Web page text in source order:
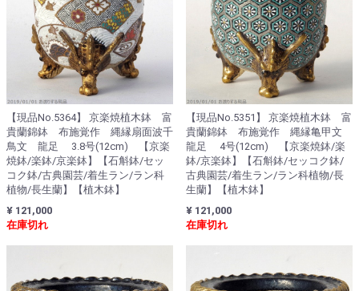
【現品No.5364】 京楽焼植木鉢 富
貴蘭錦鉢 布施覚作 縄縁扇面波千
鳥文 龍足 3.8号(12cm) 【京楽
焼鉢/楽鉢/京楽鉢】【石斛鉢/セッ
コク鉢/古典園芸/着生ラン/ラン科
植物/長生蘭】【植木鉢】
¥ 121,000
在庫切れ
【現品No.5351】 京楽焼植木鉢 富
貴蘭錦鉢 布施覚作 縄縁亀甲文
龍足 4号(12cm) 【京楽焼鉢/楽
鉢/京楽鉢】【石斛鉢/セッコク鉢/
古典園芸/着生ラン/ラン科植物/長
生蘭】【植木鉢】
¥ 121,000
在庫切れ